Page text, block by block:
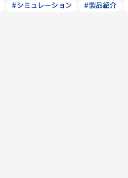
#シミュレーション #製品紹介